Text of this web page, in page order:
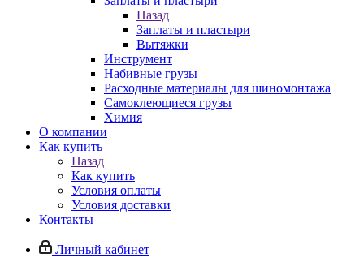
Назад
Заплаты и пластыри
Вытяжки
Инструмент
Набивные грузы
Расходные материалы для шиномонтажа
Самоклеющиеся грузы
Химия
О компании
Как купить
Назад
Как купить
Условия оплаты
Условия доставки
Контакты
Личный кабинет